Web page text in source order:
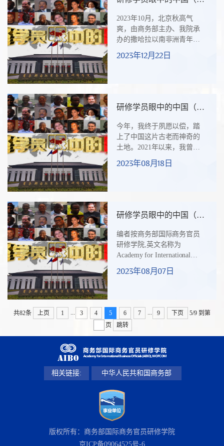
尼亚、埃及、利比里亚、乌
干达等国家民航部门的32名
司处级学员参加。图一 中非
区域航空合作研修班合影坦
姆·姆桑吉（Salim Msangi以下
式十分值得尼日利亚借鉴
2023年10月，北京秋高气
爽，由商务部主办、我院承
办的撒哈拉以南非洲青年创
新创业能力建设研修班（第
二期）在京举办，来自尼日
内容进行了精心设计，组织
了10余场专题讲座、研讨交
流和文化考察。尼日利亚投
资促进委员会南南合作协调
员纳穆迪·欧弗（NNAMDI
于沟通，思考深入，对华友
2023年12月22日
研修学员眼中的中国（三
好的—智利学员阿道夫眼
中的中国
今年，我终于夙愿以偿，踏
上了中国这片古老而神奇的
土地。2021年以来，我曾先
后以线上学习的方式，参加
了3期由中国商务部主办的援
国。通过3期线上研修班，我
深入地了解了中国的发展历
程，并被中国深厚的文化积
淀深深打动，系统学习了中
国在经济、社会和生态等许
念。其中一期研修班的课程
2023年08月18日
研修学员眼中的中国（三
（AIBO）所传递的价值
观
编者按商务部国际商务官员
研修学院,英文名称为
Academy for International
Business Officials,
MOFCOM，缩写为AIBO。学
文化的内涵：爱及天下，博
学古今。如今，来自泰国青
年企业家商会的泰德博士
HATCHALEELAHA)将在华
为四个英文单词，完美诠释
了爱博学院所传递的独特价
值观。“A”-Admiration代表
谐与和平...
2023年08月07日
共82条 上页 1 3 4 5 6 7 9 下页 5/9 到第
页
跳转
相关链接: 中华人民共和国商务部
版权所有：商务部国际商务官员研修学院
京ICP备09064525号-6